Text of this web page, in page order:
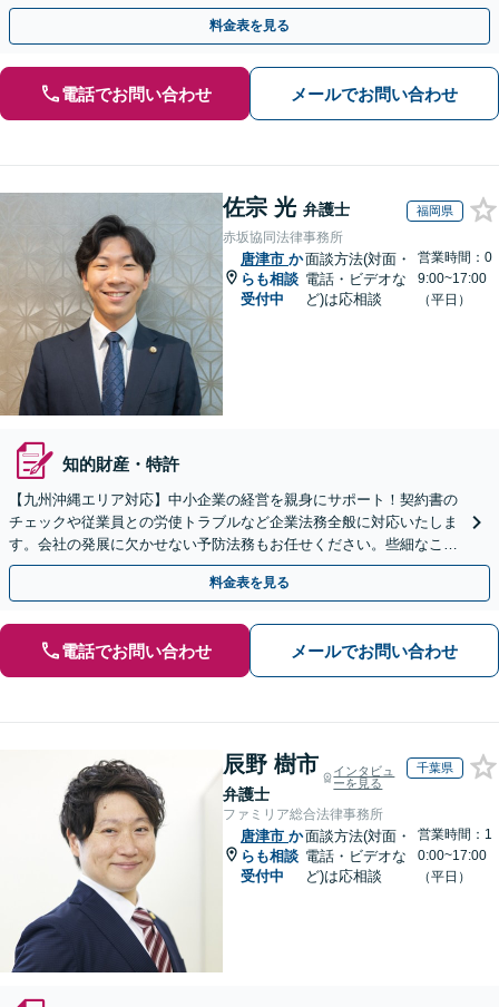
式の相続／誹謗中傷対策／不動産問題まで幅広く対応！
料金表を見る
電話でお問い合わせ メールでお問い合わせ
佐宗 光 弁護士 福岡県
赤坂協同法律事務所
唐津市 か
らも相談
受付中
面談方法(対面・
電話・ビデオな
ど)は応相談
営業時間：0
9:00~17:00
（平日）
知的財産・特許
【九州沖縄エリア対応】中小企業の経営を親身にサポート！契約書の
チェックや従業員との労使トラブルなど企業法務全般に対応いたしま
す。会社の発展に欠かせない予防法務もお任せください。些細なこと
もご相談ください。【初回相談無料】【夜間・休日相談可】
料金表を見る
電話でお問い合わせ メールでお問い合わせ
辰野 樹市
弁護士
インタビュ
ーを見る
千葉県
ファミリア総合法律事務所
唐津市 か
らも相談
受付中
面談方法(対面・
電話・ビデオな
ど)は応相談
営業時間：1
0:00~17:00
（平日）